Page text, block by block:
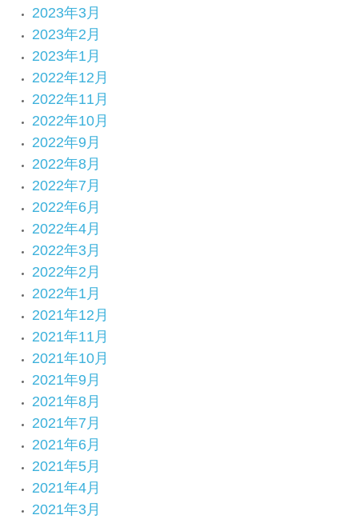
2023年3月
2023年2月
2023年1月
2022年12月
2022年11月
2022年10月
2022年9月
2022年8月
2022年7月
2022年6月
2022年4月
2022年3月
2022年2月
2022年1月
2021年12月
2021年11月
2021年10月
2021年9月
2021年8月
2021年7月
2021年6月
2021年5月
2021年4月
2021年3月